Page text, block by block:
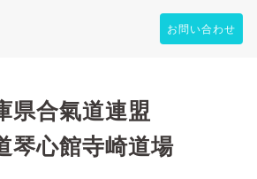
お問い合わせ
県合氣道連盟
琴心館寺崎道場